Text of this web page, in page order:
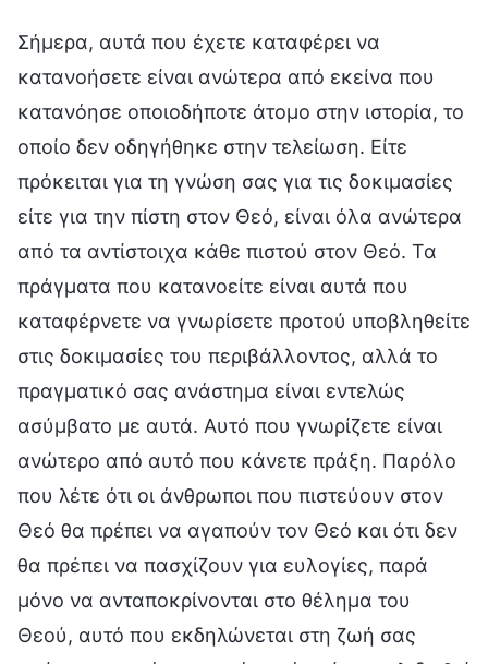
Σήμερα, αυτά που έχετε καταφέρει να
κατανοήσετε είναι ανώτερα από εκείνα που
κατανόησε οποιοδήποτε άτομο στην ιστορία, το
οποίο δεν οδηγήθηκε στην τελείωση. Είτε
πρόκειται για τη γνώση σας για τις δοκιμασίες
είτε για την πίστη στον Θεό, είναι όλα ανώτερα
από τα αντίστοιχα κάθε πιστού στον Θεό. Τα
πράγματα που κατανοείτε είναι αυτά που
καταφέρνετε να γνωρίσετε προτού υποβληθείτε
στις δοκιμασίες του περιβάλλοντος, αλλά το
πραγματικό σας ανάστημα είναι εντελώς
ασύμβατο με αυτά. Αυτό που γνωρίζετε είναι
ανώτερο από αυτό που κάνετε πράξη. Παρόλο
που λέτε ότι οι άνθρωποι που πιστεύουν στον
Θεό θα πρέπει να αγαπούν τον Θεό και ότι δεν
θα πρέπει να πασχίζουν για ευλογίες, παρά
μόνο να ανταποκρίνονται στο θέλημα του
Θεού, αυτό που εκδηλώνεται στη ζωή σας